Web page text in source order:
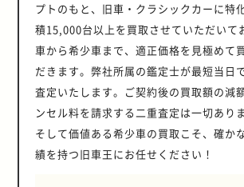
プトのもと、旧車・クラシックカーに特
積15,000台以上を買取させていただいて
車から希少車まで、適正価格を見極めて
だきます。弊社所属の鑑定士が最短当日
査定いたします。ご契約後の買取額の減
ンセル料を請求する二重査定は一切あり
そして価値ある希少車の買取こそ、確か
績を持つ旧車王にお任せください！